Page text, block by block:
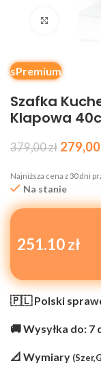
sPremium
Szafka
Klapowa
379,00zł 279,00
Najniższa cena z 30 dni
Na stanie
251.10 zł
🇵🇱 Polski
🚚 Wysyłka do: 7
📐 Wymiary